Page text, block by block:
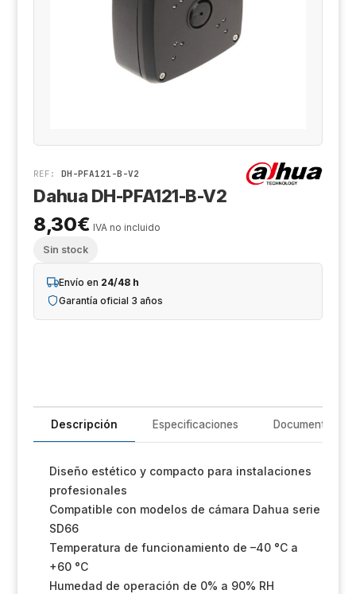
REF:DH-PFA121-B-V2
Dahua DH-PFA121-B-V2
8,30€ IVA no incluido
Sin stock
Envío en 24/48 h
Garantía oficial 3 años
Descripción Especificaciones Documentación
Diseño estético y compacto para instalaciones
profesionales
Compatible con modelos de cámara Dahua serie
SD66
Temperatura de funcionamiento de –40 °C a
+60 °C
Humedad de operación de 0% a 90% RH